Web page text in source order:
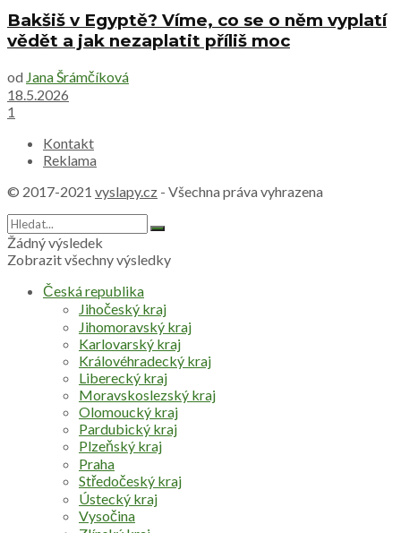
Bakšiš v Egyptě? Víme, co se o něm vyplatí
vědět a jak nezaplatit příliš moc
od Jana Šrámčíková
18.5.2026
1
Kontakt
Reklama
© 2017-2021 vyslapy.cz - Všechna práva vyhrazena
Žádný výsledek
Zobrazit všechny výsledky
Česká republika
Jihočeský kraj
Jihomoravský kraj
Karlovarský kraj
Královéhradecký kraj
Liberecký kraj
Moravskoslezský kraj
Olomoucký kraj
Pardubický kraj
Plzeňský kraj
Praha
Středočeský kraj
Ústecký kraj
Vysočina